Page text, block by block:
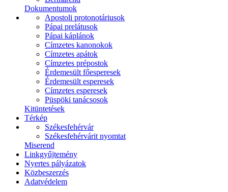
Dokumentumok
Apostoli protonotáriusok
Pápai prelátusok
Pápai káplánok
Címzetes kanonokok
Címzetes apátok
Címzetes prépostok
Érdemesült főesperesek
Érdemesült esperesek
Címzetes esperesek
Püspöki tanácsosok
Kitüntetések
Térkép
Székesfehérvár
Székesfehérvárit nyomtat
Miserend
Linkgyűjtemény
Nyertes pályázatok
Közbeszerzés
Adatvédelem